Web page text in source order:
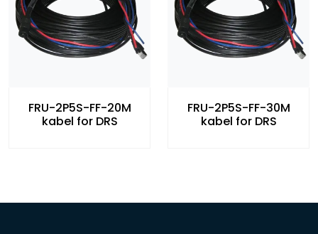
FRU-2P5S-FF-20M
kabel for DRS
FRU-2P5S-FF-30M
kabel for DRS